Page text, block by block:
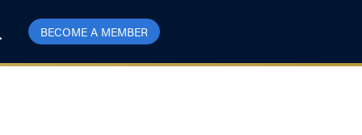
BECOME A MEMBER